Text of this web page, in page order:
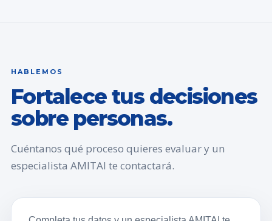
HABLEMOS
Fortalece tus decisiones
sobre personas.
Cuéntanos qué proceso quieres evaluar y un
especialista AMITAI te contactará.